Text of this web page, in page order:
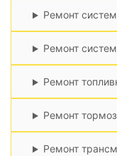
Ремонт
Ремонт
Ремонт
Ремонт
Ремонт